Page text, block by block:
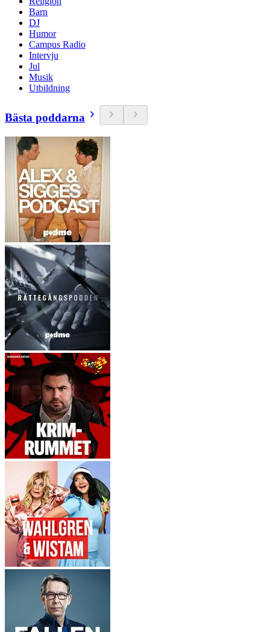
Barn
DJ
Humor
Campus Radio
Intervju
Jul
Musik
Utbildning
Bästa poddarna